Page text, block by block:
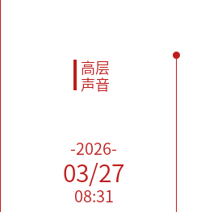
高层
声音
-2026-
03/27
08:31